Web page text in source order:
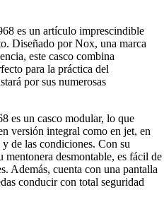
es un artículo imprescindible
Diseñado por Nox, una marca
este casco combina
para la práctica del
por sus numerosas
es un casco modular, lo que
versión integral como en jet, en
de las condiciones. Con su
desmontable, es fácil de
Además, cuenta con una pantalla
conducir con total seguridad